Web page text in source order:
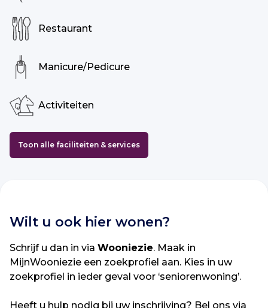
Restaurant
Manicure/Pedicure
Activiteiten
Toon alle faciliteiten & services
Wilt u ook hier wonen?
Schrijf u dan in via Wooniezie. Maak in
MijnWooniezie een zoekprofiel aan. Kies in uw
zoekprofiel in ieder geval voor ‘seniorenwoning’.
Heeft u hulp nodig bij uw inschrijving? Bel ons via